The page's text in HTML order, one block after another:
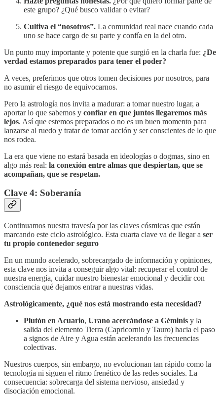
este grupo? ¿Qué busco validar o evitar?
Cultiva el “nosotros”. La comunidad real nace cuando cada
uno se hace cargo de su parte y confía en la del otro.
Un punto muy importante y potente que surgió en la charla fue: ¿De
verdad estamos preparados para tener el poder?
A veces, preferimos que otros tomen decisiones por nosotros, para
no asumir el riesgo de equivocarnos.
Pero la astrología nos invita a madurar: a tomar nuestro lugar, a
aportar lo que sabemos y confiar en que juntos llegaremos más
lejos. Así que estemos preparados o no es un buen momento para
lanzarse al ruedo y tratar de tomar acción y ser conscientes de lo que
nos rodea.
La era que viene no estará basada en ideologías o dogmas, sino en
algo más real: la conexión entre almas que despiertan, que se
acompañan, que se respetan.
Clave 4: Soberanía
Continuamos nuestra travesía por las claves cósmicas que están
marcando este ciclo astrológico. Esta cuarta clave va de llegar a ser
tu propio contenedor seguro
En un mundo acelerado, sobrecargado de información y opiniones,
esta clave nos invita a conseguir algo vital: recuperar el control de
nuestra energía, cuidar nuestro bienestar emocional y decidir con
consciencia qué dejamos entrar a nuestras vidas.
Astrológicamente, ¿qué nos está mostrando esta necesidad?
Plutón en Acuario, Urano acercándose a Géminis y la
salida del elemento Tierra (Capricornio y Tauro) hacia el paso
a signos de Aire y Agua están acelerando las frecuencias
colectivas.
Nuestros cuerpos, sin embargo, no evolucionan tan rápido como la
tecnología ni siguen el ritmo frenético de las redes sociales. La
consecuencia: sobrecarga del sistema nervioso, ansiedad y
disociación emocional.